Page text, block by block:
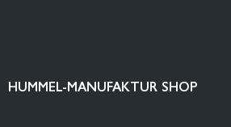
HUMMEL-MANUFAKTUR SHOP